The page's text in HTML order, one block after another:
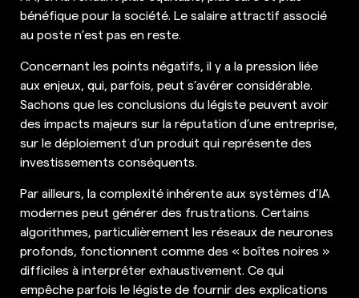
bénéfique pour la société. Le salaire attractif associé
au poste n’est pas en reste.
Concernant les points négatifs, il y a la pression liée
aux enjeux, qui, parfois, peut s’avérer considérable.
Sachons que les conclusions du légiste peuvent avoir
des impacts majeurs sur la réputation d’une entreprise,
sur le déploiement d’un produit qui représente des
investissements conséquents.
Par ailleurs, la complexité inhérente aux systèmes d’IA
modernes peut générer des frustrations. Certains
algorithmes, particulièrement les réseaux de neurones
profonds, fonctionnent comme des « boîtes noires »
difficiles à interpréter exhaustivement. Ce qui
empêche parfois le légiste de fournir des explications